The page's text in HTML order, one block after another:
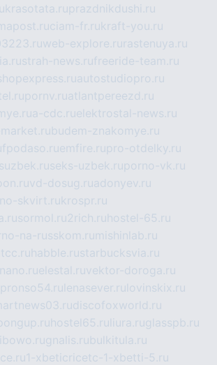
krasotata.ruprazdnikdushi.ru
ciam-fr.rukraft-you.ru
web-explore.ru rastenuya.ru
strah-news.rufreeride-team.ru
autostudiopro.ru
pornv.ruatlantpereezd.ru
a-cdc.ruelektrostal-news.ru
budem-znakomye.ru
fpodaso.ruemfire.rupro-otdelky.ru
seks-uzbek.ruporno-vk.ru
vd-dosug.ruadonyev.ru
skvirt.rukrospr.ru
sormol.ru2rich.ru hostel-65.ru
na-russkom.ru mishinlab.ru
habble.rustarbucksvia.ru
elestal.ruvektor-doroga.ru
pronso54.ru lenasever.ru lovinskix.ru
discofoxworld.ru
hostel65.ru liura.ruglasspb.ru
gnalis.rubulkitula.ru
1-xbeticricetc-1-xbetti-5.ru